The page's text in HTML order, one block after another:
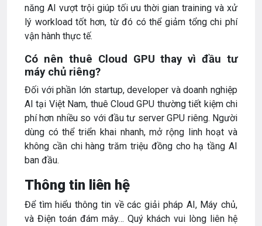
năng AI vượt trội giúp tối ưu thời gian training và xử
lý workload tốt hơn, từ đó có thể giảm tổng chi phí
vận hành thực tế.
Có nên thuê Cloud GPU thay vì đầu tư
máy chủ riêng?
Đối với phần lớn startup, developer và doanh nghiệp
AI tại Việt Nam, thuê Cloud GPU thường tiết kiệm chi
phí hơn nhiều so với đầu tư server GPU riêng. Người
dùng có thể triển khai nhanh, mở rộng linh hoạt và
không cần chi hàng trăm triệu đồng cho hạ tầng AI
ban đầu.
Thông tin liên hệ
Để tìm hiểu thông tin về các giải pháp AI, Máy chủ,
và Điện toán đám mây… Quý khách vui lòng liên hệ